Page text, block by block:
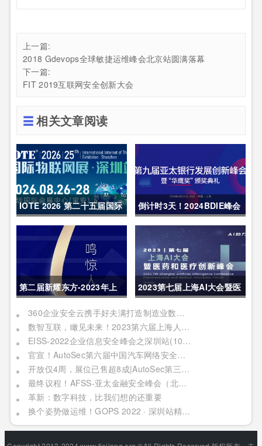
上一篇:
2018 Gdevops全球敏捷运维峰会北京站圆满落幕
下一篇:
FIT 2019互联网安全创新大会
相关文章阅读
IOTE 2026 第二十五届国际
物联网展・深圳站 展会邀请
倒计时3天！2024BDIE峰会
内容亮点呈现
第二届新耀东方-2023年上
海网络安全博览会暨高峰论
坛行业盛会1天倒计时
2023第七届上海AI大会暨医
药和医疗创新峰会|报名进行
中
360企业安全云携手好夫满打造制造业数字化转型新范本
数智互联，瞰见未来！2023第六届上海人工智能大会定档四月上海
EISS-2022企业信息安全峰会之深圳站(10月28日/周五)
官宣！AutoSec第六届中国汽车网络安全周火热来袭，10大特色首度曝光！1000+精准专业观众、60+OEM竞相参与
开放仅4周，展位已售超8成|AutoSec第三届中国汽车数据安全展9月来袭！
最终议程！AFSS-亚太金融安全峰会（北京2022年09月02日周五）
革新：数字科技，比我们想的还重要
换个姿势做运维！GOPS 2022 · 深圳站精彩内容抢先看！